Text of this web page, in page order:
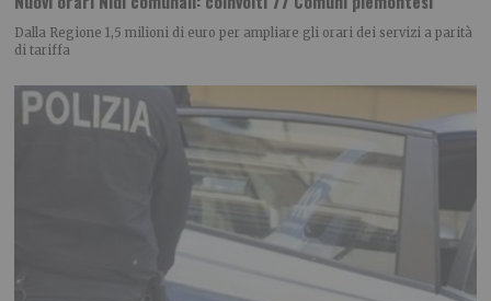
Dalla Regione 1,5 milioni di euro per ampliare gli orari dei servizi a parità
di tariffa